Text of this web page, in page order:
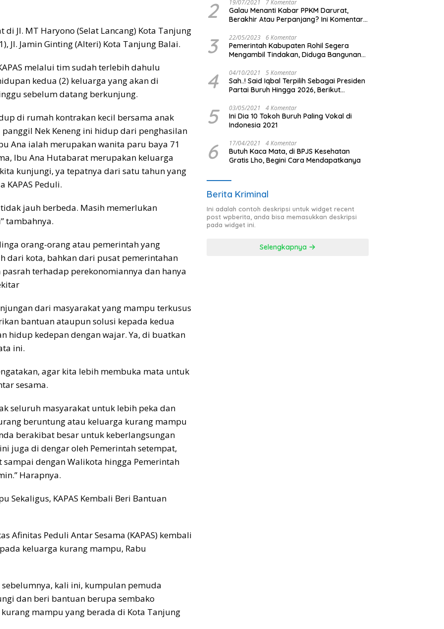
di Jl. MT Haryono (Selat Lancang) Kota Tanjung
Jl. Jamin Ginting (Alteri) Kota Tanjung Balai.
melalui tim sudah terlebih dahulu
kedua (2) keluarga yang akan di
sebelum datang berkunjung.
di rumah kontrakan kecil bersama anak
Nek Keneng ini hidup dari penghasilan
Ana ialah merupakan wanita paru baya 71
Ibu Ana Hutabarat merupakan keluarga
kunjungi, ya tepatnya dari satu tahun yang
KAPAS Peduli.
jauh berbeda. Masih memerlukan
tambahnya.
orang-orang atau pemerintah yang
dari kota, bahkan dari pusat pemerintahan
terhadap perekonomiannya dan hanya
dari masyarakat yang mampu terkusus
bantuan ataupun solusi kepada kedua
hidup kedepan dengan wajar. Ya, di buatkan
ini.
agar kita lebih membuka mata untuk
sesama.
seluruh masyarakat untuk lebih peka dan
beruntung atau keluarga kurang mampu
berakibat besar untuk keberlangsungan
juga di dengar oleh Pemerintah setempat,
sampai dengan Walikota hingga Pemerintah
Harapnya.
Sekaligus, KAPAS Kembali Beri Bantuan
Afinitas Peduli Antar Sesama (KAPAS) kembali
keluarga kurang mampu, Rabu
kali ini, kumpulan pemuda
dan beri bantuan berupa sembako
mampu yang berada di Kota Tanjung
2 19/07/2021 7 Komentar
Galau Menanti Kabar PPKM Darurat,
Berakhir Atau Perpanjang? Ini Komentar
3 22/05/2023 6 Komentar
Pemerintah Kabupaten Rohil Segera
Mengambil Tindakan, Diduga Bangunan
4 04/10/2021 5 Komentar
Sah..! Said Iqbal Terpilih Sebagai Presiden
Partai Buruh Hingga 2026, Berikut
5 03/05/2021 4 Komentar
Ini Dia 10 Tokoh Buruh Paling Vokal di
Indonesia 2021
6 17/04/2021 4 Komentar
Butuh Kaca Mata, di BPJS Kesehatan
Gratis Lho, Begini Cara Mendapatkanya
Berita Kriminal
Ini adalah contoh deskripsi untuk widget recent
post wpberita, anda bisa memasukkan deskripsi
pada widget ini.
Selengkapnya